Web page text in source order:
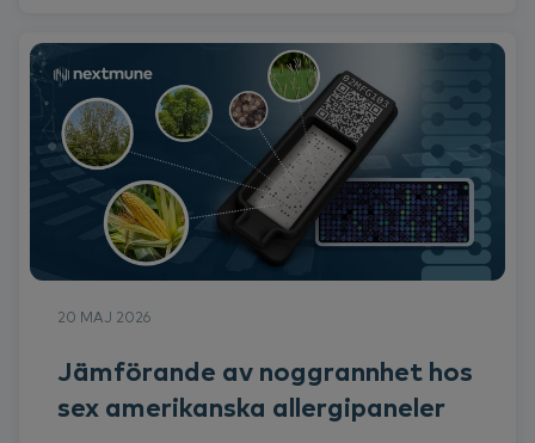
20 MAJ 2026
Jämförande av noggrannhet hos
sex amerikanska allergipaneler